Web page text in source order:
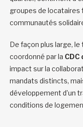
groupes de
communautés
De façon plus large, le
coordonné par la
impact sur la
mandats distincts,
développement d’un
conditions de